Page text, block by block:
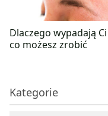
Dlaczego wypadają
co możesz zrobić
Kategorie